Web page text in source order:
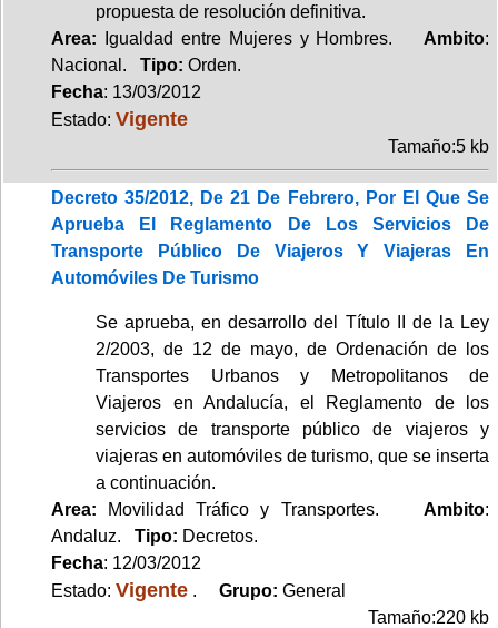
propuesta de resolución definitiva.
Area: Igualdad entre Mujeres y Hombres. Ambito:
Nacional. Tipo: Orden.
Fecha: 13/03/2012
Estado: Vigente
Tamaño:5 kb
Decreto 35/2012, De 21 De Febrero, Por El Que Se
Aprueba El Reglamento De Los Servicios De
Transporte Público De Viajeros Y Viajeras En
Automóviles De Turismo
Se aprueba, en desarrollo del Título II de la Ley
2/2003, de 12 de mayo, de Ordenación de los
Transportes Urbanos y Metropolitanos de
Viajeros en Andalucía, el Reglamento de los
servicios de transporte público de viajeros y
viajeras en automóviles de turismo, que se inserta
a continuación.
Area: Movilidad Tráfico y Transportes. Ambito:
Andaluz. Tipo: Decretos.
Fecha: 12/03/2012
Estado: Vigente . Grupo: General
Tamaño:220 kb